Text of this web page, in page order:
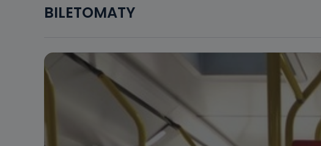
BILETOMATY